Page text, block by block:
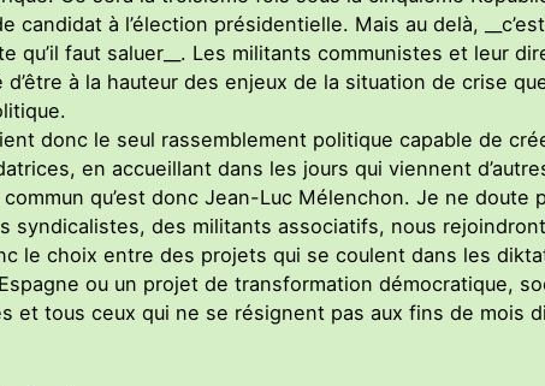
candidat à l’élection présidentielle. Mais au delà,
qu’il faut saluer__. Les militants communistes et leur
à la hauteur des enjeux de la situation de crise
donc le seul rassemblement politique capable de
en accueillant dans les jours qui viennent
qu’est donc Jean-Luc Mélenchon. Je ne
syndicalistes, des militants associatifs, nous
le choix entre des projets qui se coulent dans les
ou un projet de transformation démocratique,
et tous ceux qui ne se résignent pas aux fins de mois